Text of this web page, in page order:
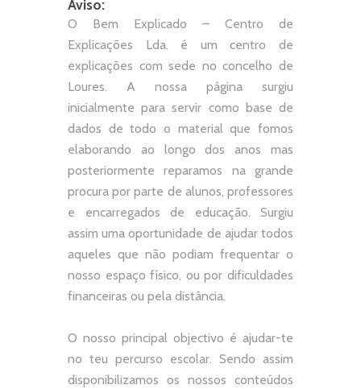
Aviso:
O Bem Explicado – Centro de
Explicações Lda. é um centro de
explicações com sede no concelho de
Loures. A nossa página surgiu
inicialmente para servir como base de
dados de todo o material que fomos
elaborando ao longo dos anos mas
posteriormente reparamos na grande
procura por parte de alunos, professores
e encarregados de educação. Surgiu
assim uma oportunidade de ajudar todos
aqueles que não podiam frequentar o
nosso espaço físico, ou por dificuldades
financeiras ou pela distância.
O nosso principal objectivo é ajudar-te
no teu percurso escolar. Sendo assim
disponibilizamos os nossos conteúdos